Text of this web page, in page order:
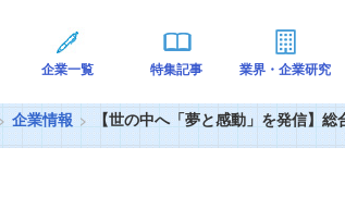
企業一覧 特集記事 業界・企業研究
企業情報 【世の中へ「夢と感動」を発信】